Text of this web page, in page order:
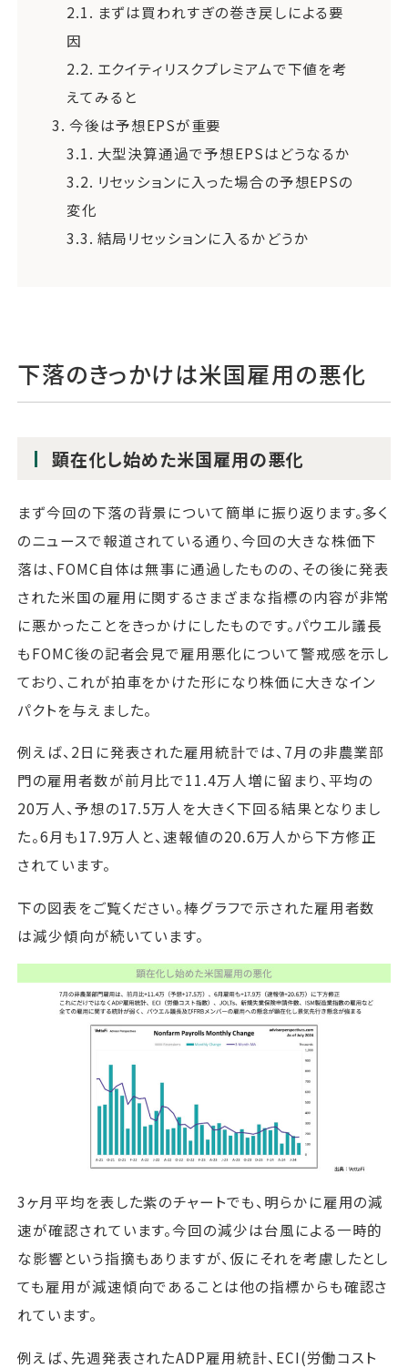
2.1. まずは買われすぎの巻き戻しによる要
因
2.2. エクイティリスクプレミアムで下値を考
えてみると
3. 今後は予想EPSが重要
3.1. 大型決算通過で予想EPSはどうなるか
3.2. リセッションに入った場合の予想EPSの
変化
3.3. 結局リセッションに入るかどうか
下落のきっかけは米国雇用の悪化
顕在化し始めた米国雇用の悪化
まず今回の下落の背景について簡単に振り返ります。多く
のニュースで報道されている通り、今回の大きな株価下
落は、FOMC自体は無事に通過したものの、その後に発表
された米国の雇用に関するさまざまな指標の内容が非常
に悪かったことをきっかけにしたものです。パウエル議長
もFOMC後の記者会見で雇用悪化について警戒感を示し
ており、これが拍車をかけた形になり株価に大きなイン
パクトを与えました。
例えば、2日に発表された雇用統計では、7月の非農業部
門の雇用者数が前月比で11.4万人増に留まり、平均の
20万人、予想の17.5万人を大きく下回る結果となりまし
た。6月も17.9万人と、速報値の20.6万人から下方修正
されています。
下の図表をご覧ください。棒グラフで示された雇用者数
は減少傾向が続いています。
3ヶ月平均を表した紫のチャートでも、明らかに雇用の減
速が確認されています。今回の減少は台風による一時的
な影響という指摘もありますが、仮にそれを考慮したとし
ても雇用が減速傾向であることは他の指標からも確認さ
れています。
例えば、先週発表されたADP雇用統計、ECI(労働コスト